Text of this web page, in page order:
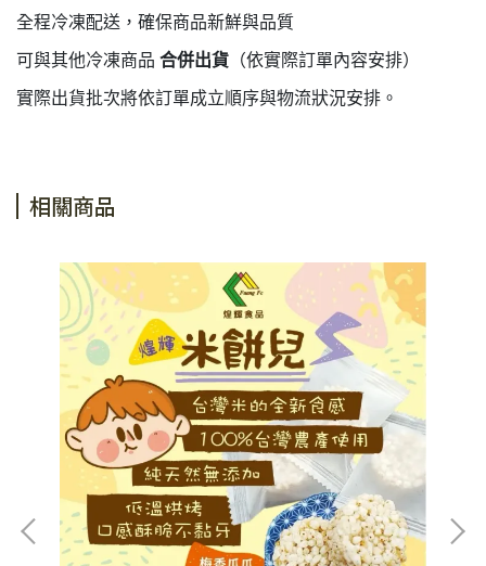
全程冷凍配送，確保商品新鮮與品質
可與其他冷凍商品 合併出貨 （依實際訂單內容安排）
實際出貨批次將依訂單成立順序與物流狀況安排。
相關商品
【